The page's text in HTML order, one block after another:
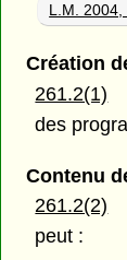
L.M. 2004,
Création
261.2(1)
des
Contenu
261.2(2)
peut :